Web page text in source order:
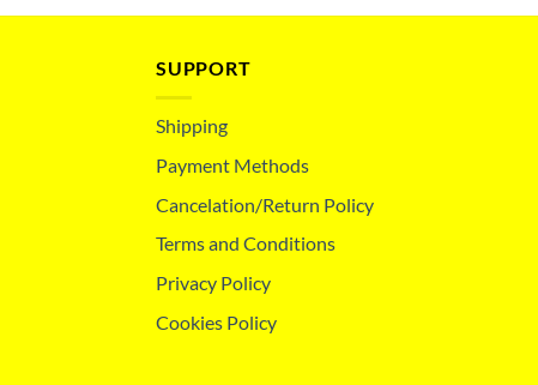
SUPPORT
Shipping
Payment Methods
Cancelation/Return Policy
Terms and Conditions
Privacy Policy
Cookies Policy